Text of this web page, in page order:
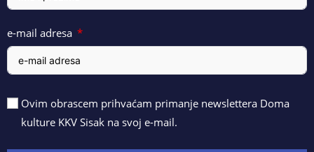
e-mail adresa
Ovim obrascem prihvaćam primanje newslettera Doma
kulture KKV Sisak na svoj e-mail.